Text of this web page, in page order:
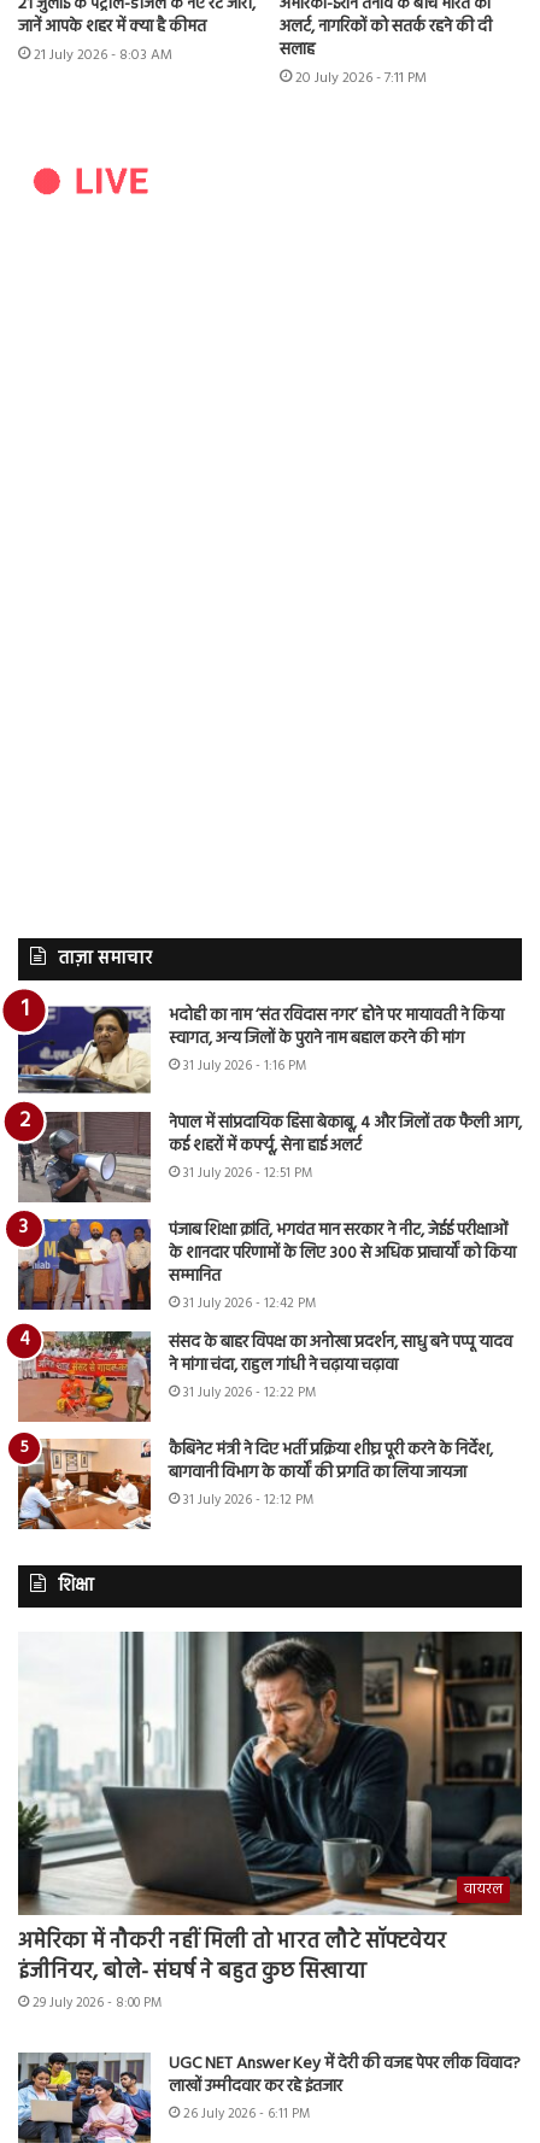
जानें आपके शहर में क्या है कीमत
21 July 2026 - 8:03 AM
अलर्ट, नागरिकों को सतर्क रहने की दी
सलाह
20 July 2026 - 7:11 PM
ताज़ा समाचार
भदोही का नाम ‘संत रविदास नगर’ होने पर मायावती ने किया
स्वागत, अन्य जिलों के पुराने नाम बहाल करने की मांग
31 July 2026 - 1:16 PM
नेपाल में सांप्रदायिक हिंसा बेकाबू, 4 और जिलों तक फैली आग,
कई शहरों में कर्फ्यू, सेना हाई अलर्ट
31 July 2026 - 12:51 PM
पंजाब शिक्षा क्रांति, भगवंत मान सरकार ने नीट, जेईई परीक्षाओं
के शानदार परिणामों के लिए 300 से अधिक प्राचार्यों को किया
सम्मानित
31 July 2026 - 12:42 PM
संसद के बाहर विपक्ष का अनोखा प्रदर्शन, साधु बने पप्पू यादव
ने मांगा चंदा, राहुल गांधी ने चढ़ाया चढ़ावा
31 July 2026 - 12:22 PM
कैबिनेट मंत्री ने दिए भर्ती प्रक्रिया शीघ्र पूरी करने के निर्देश,
बागवानी विभाग के कार्यों की प्रगति का लिया जायजा
31 July 2026 - 12:12 PM
शिक्षा
वायरल
अमेरिका में नौकरी नहीं मिली तो भारत लौटे सॉफ्टवेयर
इंजीनियर, बोले- संघर्ष ने बहुत कुछ सिखाया
29 July 2026 - 8:00 PM
UGC NET Answer Key में देरी की वजह पेपर लीक विवाद?
लाखों उम्मीदवार कर रहे इंतजार
26 July 2026 - 6:11 PM